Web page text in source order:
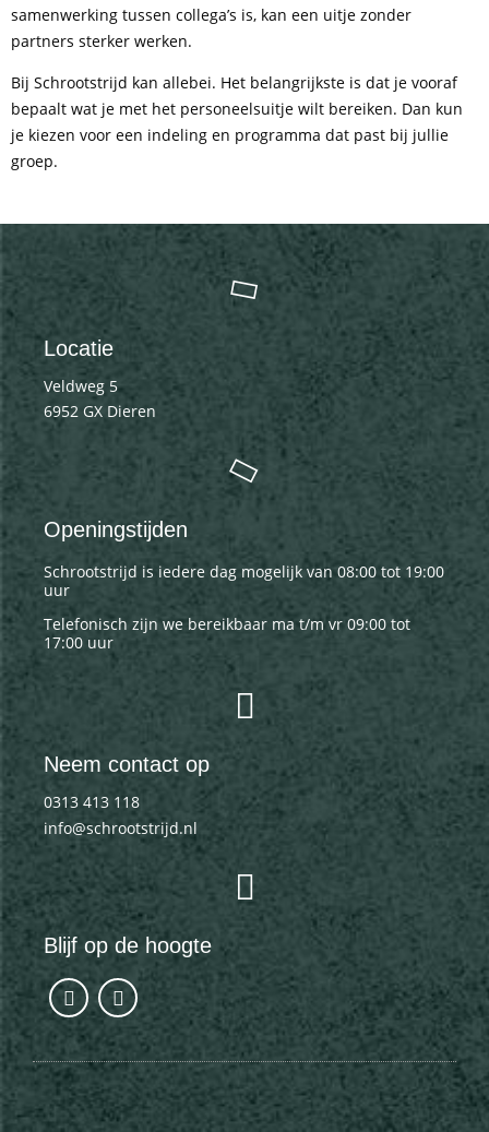
samenwerking tussen collega’s is, kan een uitje zonder
partners sterker werken.
Bij Schrootstrijd kan allebei. Het belangrijkste is dat je vooraf
bepaalt wat je met het personeelsuitje wilt bereiken. Dan kun
je kiezen voor een indeling en programma dat past bij jullie
groep.
Locatie
Veldweg 5
6952 GX Dieren
Openingstijden
Schrootstrijd is iedere dag mogelijk van 08:00 tot 19:00
uur
Telefonisch zijn we bereikbaar ma t/m vr 09:00 tot
17:00 uur
Neem contact op
0313 413 118
info@schrootstrijd.nl
Blijf op de hoogte